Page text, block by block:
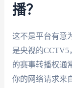
播？
这不是平台有意
是央视的
的赛事转播权通
你的网络请求来